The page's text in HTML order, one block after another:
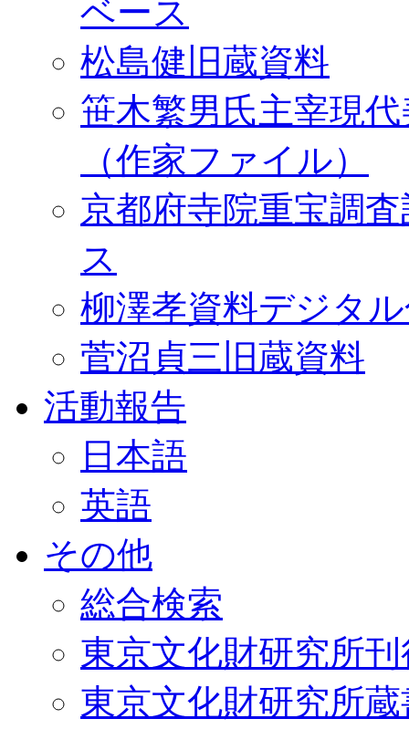
ベース
松島健旧蔵資料
笹木繁男氏主宰現
（作家ファイル）
京都府寺院重宝調
ス
柳澤孝資料デジタ
菅沼貞三旧蔵資料
活動報告
日本語
英語
その他
総合検索
東京文化財研究所
東京文化財研究所